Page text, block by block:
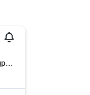
111 Songpa-daero Songpa-gu, Seül, Corea del Sud